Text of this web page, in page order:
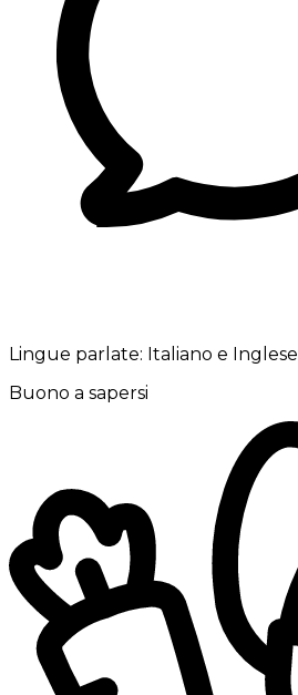
Lingue parlate: Italiano e Inglese
Buono a sapersi